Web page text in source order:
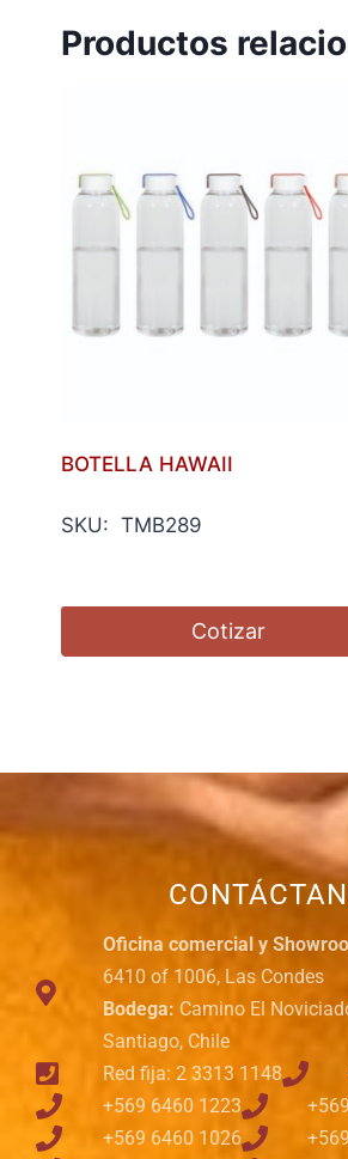
Productos
BOTELLA HAWAII
SKU: TMB289
Cotizar
Oficina comercial y
6410 of 1006, Las Condes
Bodega: Camino El
Santiago, Chile
Red fija: 2 3313 1148
+569 6460 1223
+569 6460 1026